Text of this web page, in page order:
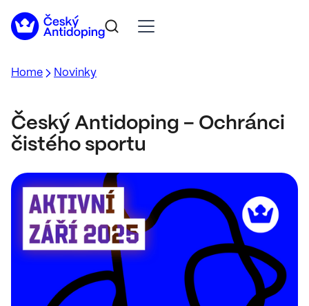
Home Novinky
Český Antidoping – Ochránci
čistého sportu